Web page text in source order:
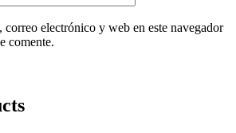
correo electrónico y web en este navegador
comente.